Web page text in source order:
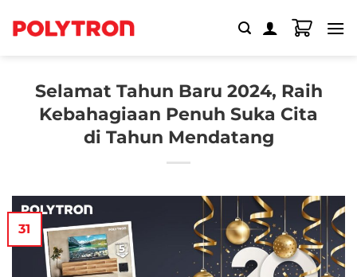
Selamat Tahun Baru 2024, Raih
Kebahagiaan Penuh Suka Cita
di Tahun Mendatang
31